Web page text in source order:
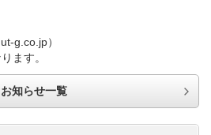
g.co.jp）
ます。
お知らせ一覧